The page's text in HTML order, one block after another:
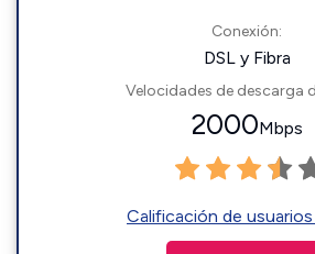
Conexión:
DSL y Fibra
Velocidades de descarga
2000Mbps
Calificación de